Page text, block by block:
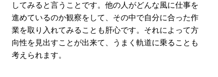
してみると言うことです。他の人がどんな風に仕事を
進めているのか観察をして、その中で自分に合った作
業を取り入れてみることも肝心です。それによって方
向性を見出すことが出来て、うまく軌道に乗ることも
考えられます。